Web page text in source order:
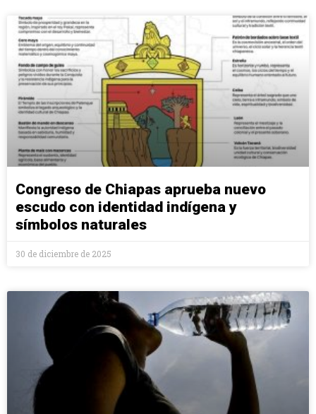
Congreso de Chiapas aprueba nuevo
escudo con identidad indígena y
símbolos naturales
30 de diciembre de 2025